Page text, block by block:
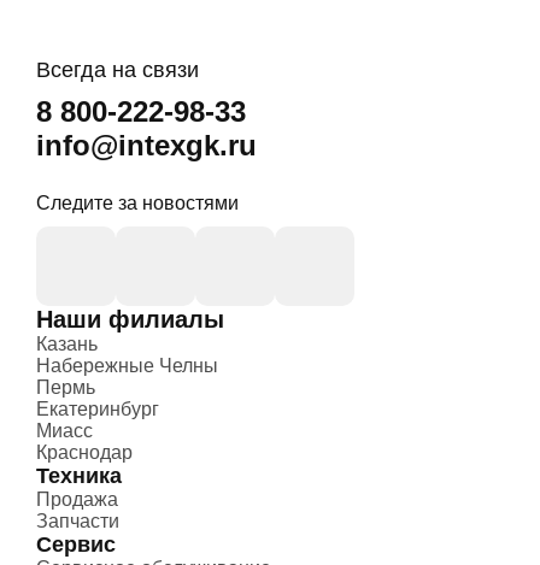
Всегда на связи
8 800-222-98-33
info@intexgk.ru
Следите за новостями
Наши филиалы
Казань
Набережные Челны
Пермь
Екатеринбург
Миасс
Краснодар
Техника
Продажа
Запчасти
Сервис